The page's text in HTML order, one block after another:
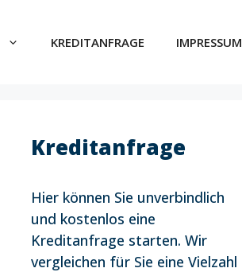
KREDITANFRAGE IMPRESSUM
Kreditanfrage
Hier können Sie unverbindlich
und kostenlos eine
Kreditanfrage starten. Wir
vergleichen für Sie eine Vielzahl